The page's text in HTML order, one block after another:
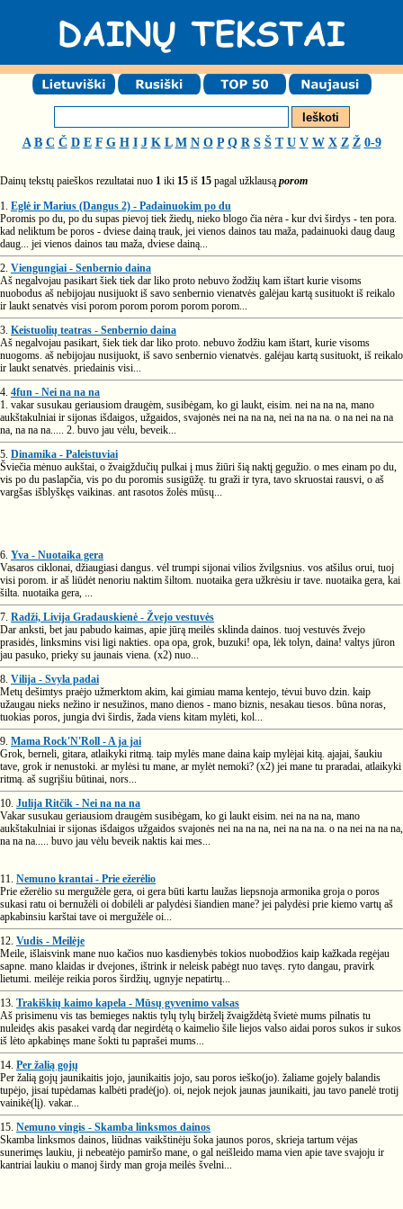
A B C Č D E F G H I J K L M N O P Q R S Š T U V W X Z Ž 0-9
Dainų tekstų paieškos rezultatai nuo 1 iki 15 iš 15 pagal užklausą porom
1. Eglė ir Marius (Dangus 2) - Padainuokim po du
Poromis po du, po du supas pievoj tiek žiedų, nieko blogo čia nėra - kur dvi širdys - ten pora.
kad neliktum be poros - dviese dainą trauk, jei vienos dainos tau maža, padainuoki daug daug
daug... jei vienos dainos tau maža, dviese dainą...
2. Viengungiai - Senbernio daina
Aš negalvojau pasikart šiek tiek dar liko proto nebuvo žodžių kam ištart kurie visoms
nuobodus aš nebijojau nusijuokt iš savo senbernio vienatvės galėjau kartą susituokt iš reikalo
ir laukt senatvės visi porom porom porom porom porom...
3. Keistuolių teatras - Senbernio daina
Aš negalvojau pasikart, šiek tiek dar liko proto. nebuvo žodžiu kam ištart, kurie visoms
nuogoms. aš nebijojau nusijuokt, iš savo senbernio vienatvės. galėjau kartą susituokt, iš reikalo
ir laukt senatvės. priedainis visi...
4. 4fun - Nei na na na
1. vakar susukau geriausiom draugėm, susibėgam, ko gi laukt, eisim. nei na na na, mano
aukštakulniai ir sijonas išdaigos, užgaidos, svajonės nei na na na, nei na na na. o na nei na na
na, na na na..... 2. buvo jau vėlu, beveik...
5. Dinamika - Paleistuviai
Šviečia mėnuo aukštai, o žvaigždučių pulkai į mus žiūri šią naktį gegužio. o mes einam po du,
vis po du paslapčia, vis po du poromis susigūžę. tu graži ir tyra, tavo skruostai rausvi, o aš
vargšas išblyškęs vaikinas. ant rasotos žolės mūsų...
6. Yva - Nuotaika gera
Vasaros ciklonai, džiaugiasi dangus. vėl trumpi sijonai vilios žvilgsnius. vos atšilus orui, tuoj
visi porom. ir aš liūdėt nenoriu naktim šiltom. nuotaika gera užkrėsiu ir tave. nuotaika gera, kai
šilta. nuotaika gera, ...
7. Radži, Livija Gradauskienė - Žvejo vestuvės
Dar anksti, bet jau pabudo kaimas, apie jūrą meilės sklinda dainos. tuoj vestuvės žvejo
prasidės, linksmins visi ligi nakties. opa opa, grok, buzuki! opa, lėk tolyn, daina! valtys jūron
jau pasuko, prieky su jaunais viena. (x2) nuo...
8. Vilija - Svyla padai
Metų dešimtys praėjo užmerktom akim, kai gimiau mama kentejo, tėvui buvo dzin. kaip
užaugau nieks nežino ir nesužinos, mano dienos - mano biznis, nesakau tiesos. būna noras,
tuokias poros, jungia dvi širdis, žada viens kitam mylėti, kol...
9. Mama Rock'N'Roll - A ja jai
Grok, berneli, gitara, atlaikyki ritmą. taip mylės mane daina kaip mylėjai kitą. ajajai, šaukiu
tave, grok ir nenustoki. ar mylėsi tu mane, ar mylėt nemoki? (x2) jei mane tu praradai, atlaikyki
ritmą. aš sugrįšiu būtinai, nors...
10. Julija Ritčik - Nei na na na
Vakar susukau geriausiom draugėm susibėgam, ko gi laukt eisim. nei na na na, mano
aukštakulniai ir sijonas išdaigos užgaidos svajonės nei na na na, nei na na na. o na nei na na na,
na na na..... buvo jau vėlu beveik naktis kai mes...
11. Nemuno krantai - Prie ežerėlio
Prie ežerėlio su mergužėle gera, oi gera būti kartu laužas liepsnoja armonika groja o poros
sukasi ratu oi bernužėli oi dobilėli ar palydėsi šiandien mane? jei palydėsi prie kiemo vartų aš
apkabinsiu karštai tave oi mergužėle oi...
12. Vudis - Meilėje
Meile, išlaisvink mane nuo kačios nuo kasdienybės tokios nuobodžios kaip kažkada regėjau
sapne. mano klaidas ir dvejones, ištrink ir neleisk pabėgt nuo tavęs. ryto dangau, pravirk
lietumi. meilėje reikia poros širdžių, ugnyje nepatirtų...
13. Trakiškių kaimo kapela - Mūsų gyvenimo valsas
Aš prisimenu vis tas bemieges naktis tylų tylų birželį žvaigždėtą švietė mums pilnatis tu
nuleidęs akis pasakei vardą dar negirdėtą o kaimelio šile liejos valso aidai poros sukos ir sukos
iš lėto apkabinęs mane šokti tu paprašei mums...
14. Per žalią gojų
Per žalią gojų jaunikaitis jojo, jaunikaitis jojo, sau poros ieško(jo). žaliame gojely balandis
tupėjo, jisai tupėdamas kalbėti pradė(jo). oi, nejok nejok jaunas jaunikaiti, jau tavo panelė trotij
vainikė(lį). vakar...
15. Nemuno vingis - Skamba linksmos dainos
Skamba linksmos dainos, liūdnas vaikštinėju šoka jaunos poros, skrieja tartum vėjas
sunerimęs laukiu, ji nebeatėjo pamiršo mane, o gal neišleido mama vien apie tave svajoju ir
kantriai laukiu o manoj širdy man groja meilės švelni...